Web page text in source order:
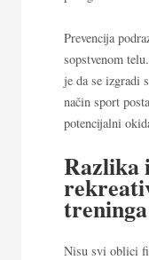
Prevencija
sopstvenom
je da se izgradi
način sport
potencijalni
Razlika
treninga
Nisu svi oblici